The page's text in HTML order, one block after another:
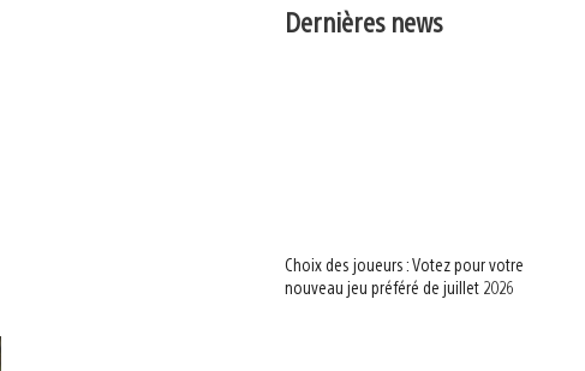
Dernières news
Choix des joueurs : Votez pour votre
nouveau jeu préféré de juillet 2026